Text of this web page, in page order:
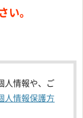
い。
人情報や、ご
人情報保護方